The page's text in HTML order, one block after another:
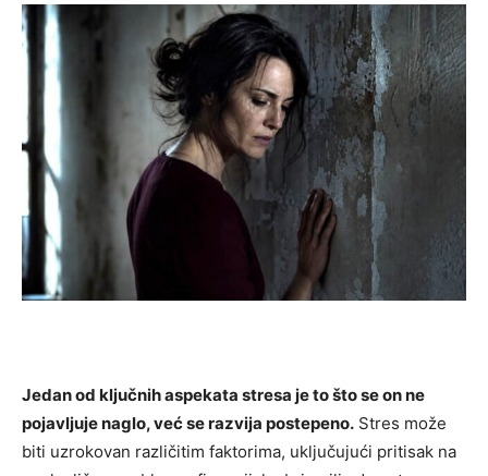
Jedan od ključnih aspekata stresa je to što se on ne
pojavljuje naglo, već se razvija postepeno. Stres može
biti uzrokovan različitim faktorima, uključujući pritisak na